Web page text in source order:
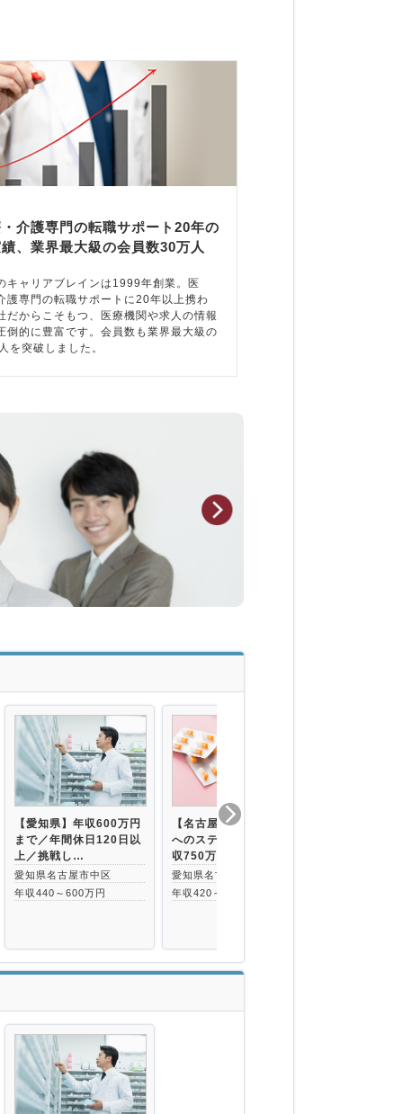
介護専門の転職サポート20年の
、業界最大級の会員数30万人
キャリアブレインは1999年創業。医
護専門の転職サポートに20年以上携わ
だからこそもつ、医療機関や求人の情報
倒的に豊富です。会員数も業界最大級の
を突破しました。
【愛知県】年収600万円
まで／年間休日120日以
上／挑戦し…
愛知県名古屋市中区
年収440～600万円
【名古屋市中区】薬局長
へのステップアップで年
収750万円も…
愛知県名古屋市中区
年収420～540万円